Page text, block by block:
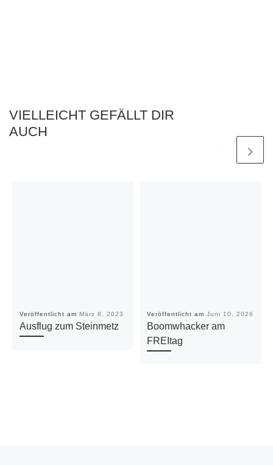
VIELLEICHT GEFÄLLT DIR
AUCH
Veröffentlicht am März 8, 2023
Ausflug zum Steinmetz
Veröffentlicht am Juni 10, 2026
Boomwhacker am
FREItag